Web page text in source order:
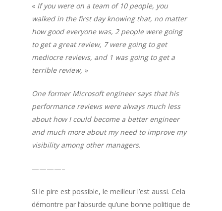
« If you were on a team of 10 people, you
walked in the first day knowing that, no matter
how good everyone was, 2 people were going
to get a great review, 7 were going to get
mediocre reviews, and 1 was going to get a
terrible review, »
One former Microsoft engineer says that his
performance reviews were always much less
about how I could become a better engineer
and much more about my need to improve my
visibility among other managers.
————–
Si le pire est possible, le meilleur l’est aussi. Cela
démontre par l’absurde qu’une bonne politique de